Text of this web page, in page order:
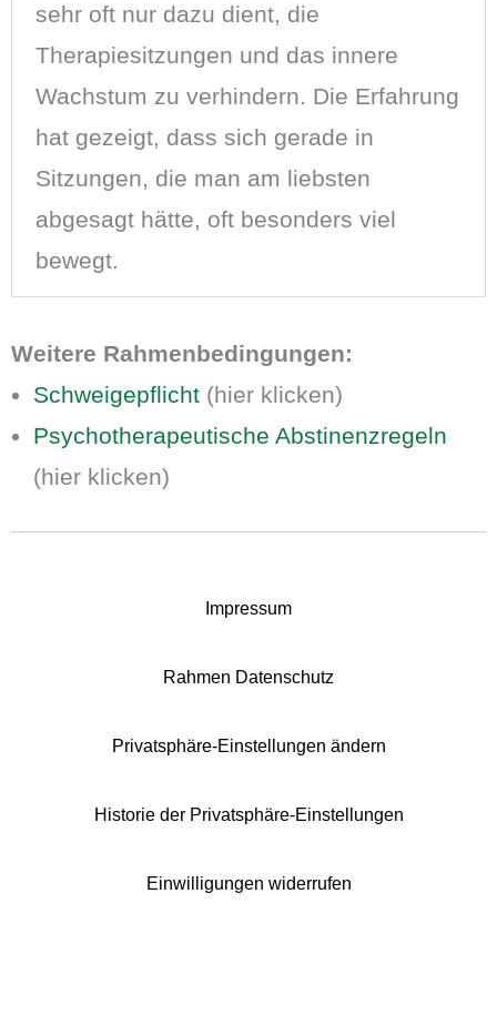
sehr oft nur dazu dient, die
Therapiesitzungen und das innere
Wachstum zu verhindern. Die Erfahrung
hat gezeigt, dass sich gerade in
Sitzungen, die man am liebsten
abgesagt hätte, oft besonders viel
bewegt.
Weitere Rahmenbedingungen:
Schweigepflicht (hier klicken)
Psychotherapeutische Abstinenzregeln
(hier klicken)
Impressum
Rahmen Datenschutz
Privatsphäre-Einstellungen ändern
Historie der Privatsphäre-Einstellungen
Einwilligungen widerrufen